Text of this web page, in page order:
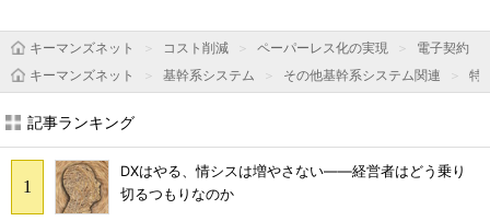
キーマンズネット コスト削減 ペーパーレス化の実現
電子契約
キーマンズネット
基幹系システム その他基幹系システム関連 特
記事ランキング
DXはやる、情シスは増やさない――経営者はどう乗り
切るつもりなのか